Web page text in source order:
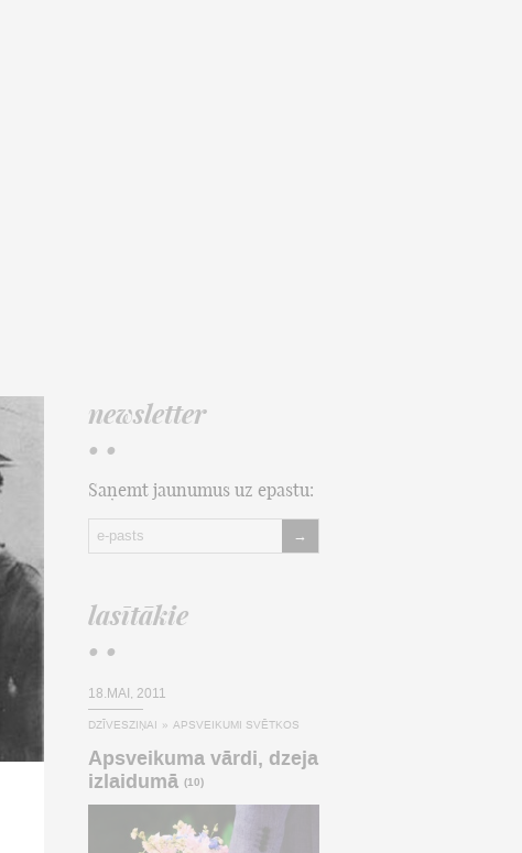
newsletter
• •
Saņemt jaunumus uz epastu:
→
lasītākie
• •
18.MAI, 2011
DZĪVESZIŅAI » APSVEIKUMI SVĒTKOS
Apsveikuma vārdi, dzeja
izlaidumā (10)